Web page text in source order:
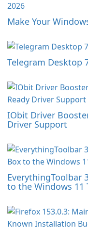
Make Your
Telegram Desktop
IObit Driver
Driver Support
EverythingToolbar
to the Windows 11